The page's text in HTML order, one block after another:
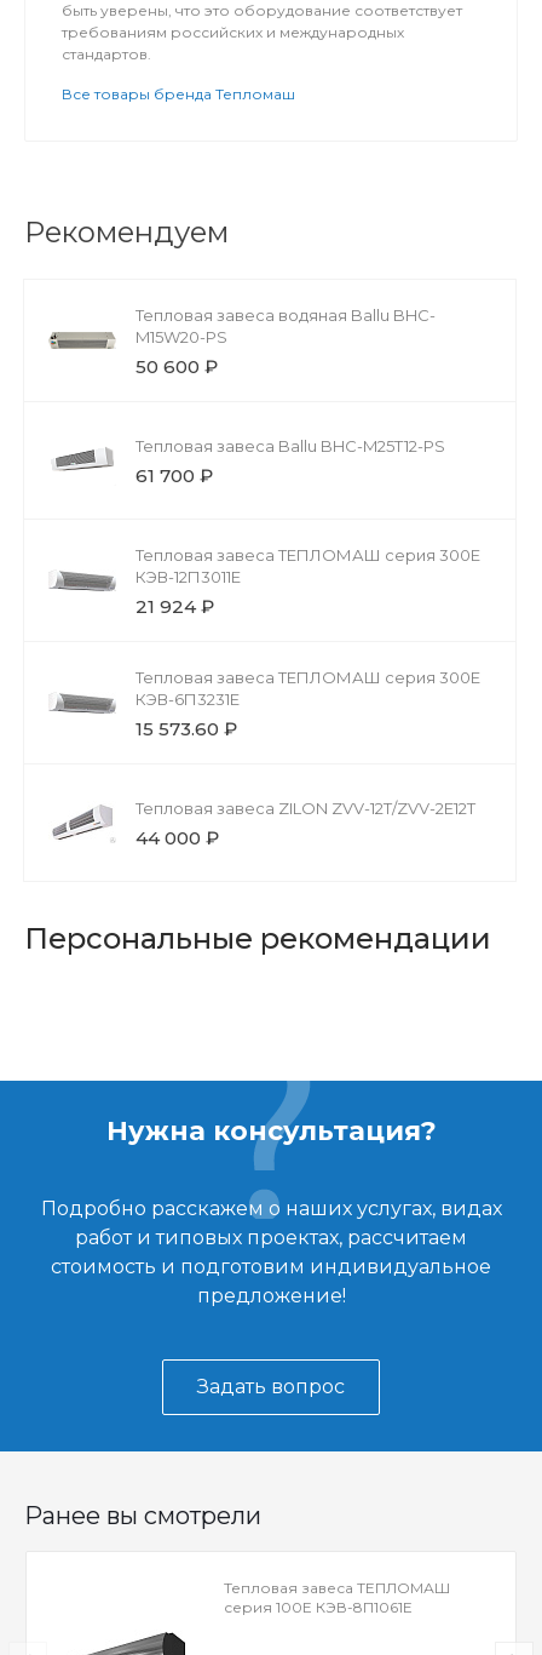
быть уверены, что это оборудование соответствует
требованиям российских и международных
стандартов.
Все товары бренда Тепломаш
Рекомендуем
Тепловая завеса водяная Ballu BHC-
M15W20-PS
50 600 ₽
Тепловая завеса Ballu BHC-M25T12-PS
61 700 ₽
Тепловая завеса ТЕПЛОМАШ серия 300Е
КЭВ-12П3011Е
21 924 ₽
Тепловая завеса ТЕПЛОМАШ серия 300Е
КЭВ-6П3231E
15 573.60 ₽
Тепловая завеса ZILON ZVV-12T/ZVV-2Е12T
44 000 ₽
Персональные рекомендации
Нужна консультация?
Подробно расскажем о наших услугах, видах
работ и типовых проектах, рассчитаем
стоимость и подготовим индивидуальное
предложение!
Задать вопрос
Ранее вы смотрели
Тепловая завеса ТЕПЛОМАШ
серия 100Е КЭВ-8П1061Е